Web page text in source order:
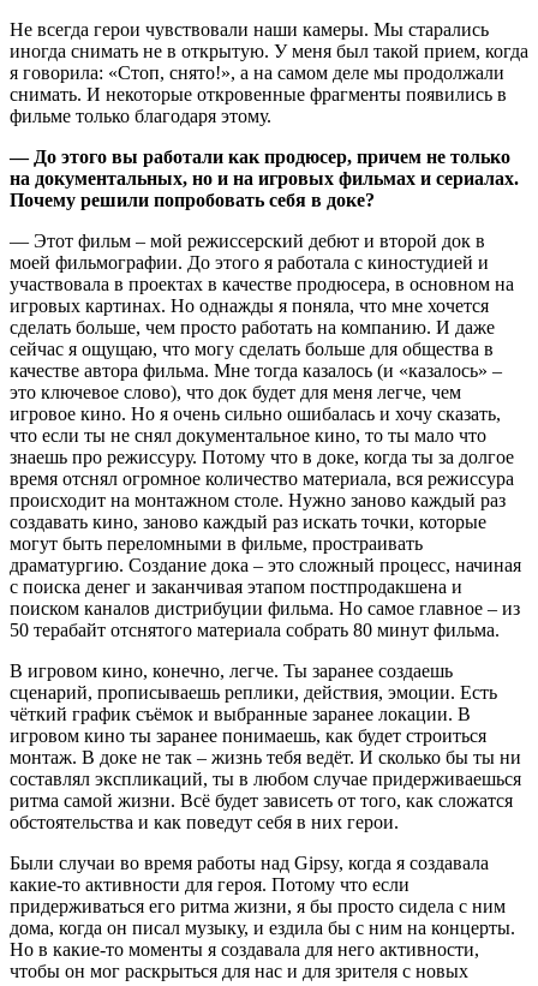
Не всегда герои чувствовали наши камеры. Мы старались
иногда снимать не в открытую. У меня был такой прием, когда
я говорила: «Стоп, снято!», а на самом деле мы продолжали
снимать. И некоторые откровенные фрагменты появились в
фильме только благодаря этому.
— До этого вы работали как продюсер, причем не только
на документальных, но и на игровых фильмах и сериалах.
Почему решили попробовать себя в доке?
— Этот фильм – мой режиссерский дебют и второй док в
моей фильмографии. До этого я работала с киностудией и
участвовала в проектах в качестве продюсера, в основном на
игровых картинах. Но однажды я поняла, что мне хочется
сделать больше, чем просто работать на компанию. И даже
сейчас я ощущаю, что могу сделать больше для общества в
качестве автора фильма. Мне тогда казалось (и «казалось» –
это ключевое слово), что док будет для меня легче, чем
игровое кино. Но я очень сильно ошибалась и хочу сказать,
что если ты не снял документальное кино, то ты мало что
знаешь про режиссуру. Потому что в доке, когда ты за долгое
время отснял огромное количество материала, вся режиссура
происходит на монтажном столе. Нужно заново каждый раз
создавать кино, заново каждый раз искать точки, которые
могут быть переломными в фильме, простраивать
драматургию. Создание дока – это сложный процесс, начиная
с поиска денег и заканчивая этапом постпродакшена и
поиском каналов дистрибуции фильма. Но самое главное – из
50 терабайт отснятого материала собрать 80 минут фильма.
В игровом кино, конечно, легче. Ты заранее создаешь
сценарий, прописываешь реплики, действия, эмоции. Есть
чёткий график съёмок и выбранные заранее локации. В
игровом кино ты заранее понимаешь, как будет строиться
монтаж. В доке не так – жизнь тебя ведёт. И сколько бы ты ни
составлял экспликаций, ты в любом случае придерживаешься
ритма самой жизни. Всё будет зависеть от того, как сложатся
обстоятельства и как поведут себя в них герои.
Были случаи во время работы над Gipsy, когда я создавала
какие-то активности для героя. Потому что если
придерживаться его ритма жизни, я бы просто сидела с ним
дома, когда он писал музыку, и ездила бы с ним на концерты.
Но в какие-то моменты я создавала для него активности,
чтобы он мог раскрыться для нас и для зрителя с новых